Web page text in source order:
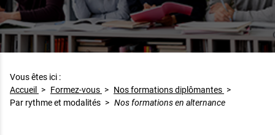
Vous êtes ici :
Accueil
> Formez-vous > Nos formations diplômantes >
Par rythme et modalités > Nos formations en alternance